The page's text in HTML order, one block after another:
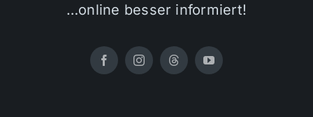
…online besser informiert!